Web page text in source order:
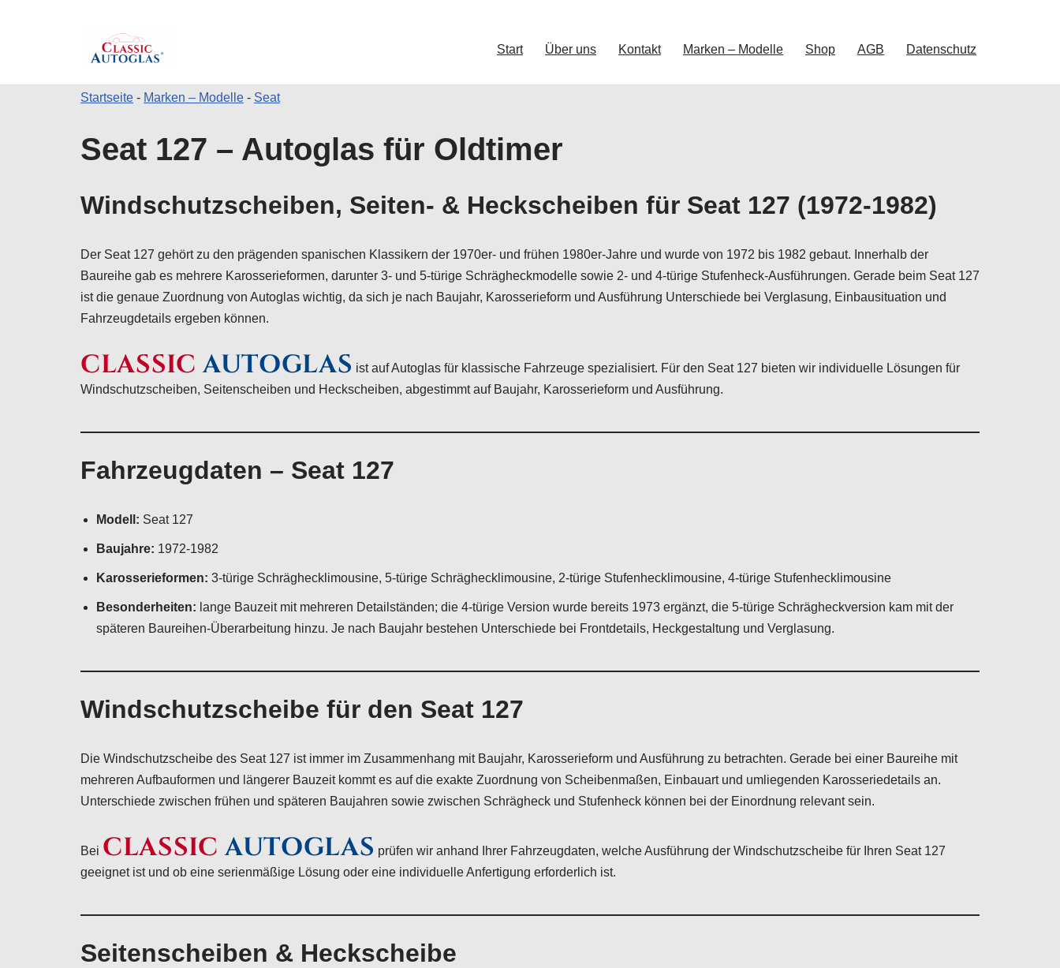
Start Über uns Kontakt Marken – Modelle Shop AGB Datenschutz
Startseite - Marken – Modelle - Seat
Seat 127 – Autoglas für Oldtimer
Windschutzscheiben, Seiten- & Heckscheiben für Seat 127 (1972-1982)
Der Seat 127 gehört zu den prägenden spanischen Klassikern der 1970er- und frühen 1980er-Jahre und wurde von 1972 bis 1982 gebaut. Innerhalb der
Baureihe gab es mehrere Karosserieformen, darunter 3- und 5-türige Schrägheckmodelle sowie 2- und 4-türige Stufenheck-Ausführungen. Gerade beim Seat 127
ist die genaue Zuordnung von Autoglas wichtig, da sich je nach Baujahr, Karosserieform und Ausführung Unterschiede bei Verglasung, Einbausituation und
Fahrzeugdetails ergeben können.
CLASSIC AUTOGLAS ist auf Autoglas für klassische Fahrzeuge spezialisiert. Für den Seat 127 bieten wir individuelle Lösungen für
Windschutzscheiben, Seitenscheiben und Heckscheiben, abgestimmt auf Baujahr, Karosserieform und Ausführung.
Fahrzeugdaten – Seat 127
Modell: Seat 127
Baujahre: 1972-1982
Karosserieformen: 3-türige Schräghecklimousine, 5-türige Schräghecklimousine, 2-türige Stufenhecklimousine, 4-türige Stufenhecklimousine
Besonderheiten: lange Bauzeit mit mehreren Detailständen; die 4-türige Version wurde bereits 1973 ergänzt, die 5-türige Schrägheckversion kam mit der
späteren Baureihen-Überarbeitung hinzu. Je nach Baujahr bestehen Unterschiede bei Frontdetails, Heckgestaltung und Verglasung.
Windschutzscheibe für den Seat 127
Die Windschutzscheibe des Seat 127 ist immer im Zusammenhang mit Baujahr, Karosserieform und Ausführung zu betrachten. Gerade bei einer Baureihe mit
mehreren Aufbauformen und längerer Bauzeit kommt es auf die exakte Zuordnung von Scheibenmaßen, Einbauart und umliegenden Karosseriedetails an.
Unterschiede zwischen frühen und späteren Baujahren sowie zwischen Schrägheck und Stufenheck können bei der Einordnung relevant sein.
Bei CLASSIC AUTOGLAS prüfen wir anhand Ihrer Fahrzeugdaten, welche Ausführung der Windschutzscheibe für Ihren Seat 127
geeignet ist und ob eine serienmäßige Lösung oder eine individuelle Anfertigung erforderlich ist.
Seitenscheiben & Heckscheibe